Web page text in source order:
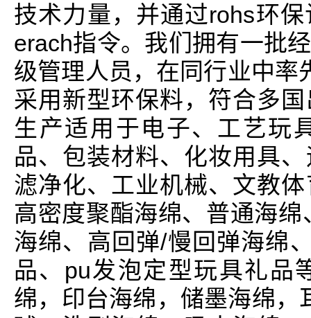
技术力量，并通过rohs环
erach指令。我们拥有一批
级管理人员，在同行业中率
采用新型环保料，符合多
生产适用于电子、工艺玩
品、包装材料、化妆用具
滤净化、工业机械、文教
高密度聚酯海绵、普通海
海绵、高回弹/慢回弹海绵
品、pu发泡定型玩具礼品
绵，印台海绵，储墨海绵，